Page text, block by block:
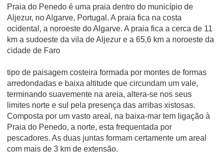
Praia do Penedo é uma praia dentro do município de
Aljezur, no Algarve, Portugal. A praia fica na costa
ocidental, a noroeste do Algarve. A praia fica a cerca de 11
km a sudoeste da vila de Aljezur e a 65,6 km a noroeste da
cidade de Faro
tipo de paisagem costeira formada por montes de formas
arredondadas e baixa altitude que circundam um vale,
terminando suavemente na areia, altera-se nos seus
limites norte e sul pela presença das arribas xistosas.
Composta por um vasto areal, na baixa-mar tem ligação à
Praia do Penedo, a norte, esta frequentada por
pescadores. As duas juntas formam certamente um areal
com mais de 3 km de extensão.